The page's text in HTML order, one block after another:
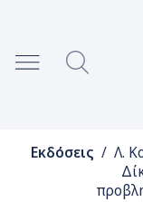
Εκδόσεις / Λ.